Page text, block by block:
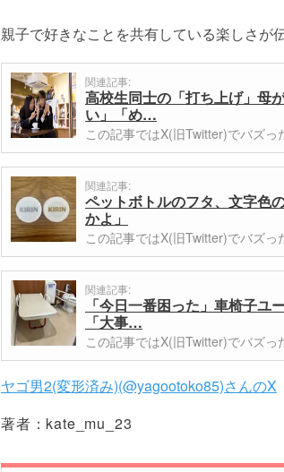
親子で好きなことを共有している楽しさが
関連記事:
高校生同士の「打ち上げ」母
い」「め…
この記事ではX(旧Twitter)でバズ
関連記事:
ペットボトルのフタ、文字色
かよ」
この記事ではX(旧Twitter)でバズ
関連記事:
「今日一番困った」車椅子
「大事…
この記事ではX(旧Twitter)でバズ
ヤゴ男2(変形済み)(@yagootoko85)さんのX
著者： kate_mu_23